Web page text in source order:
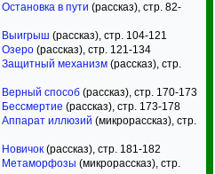
Остановка в пути (рассказ), стр. 82-
Выигрыш (рассказ), стр. 104-121
Озеро (рассказ), стр. 121-134
Защитный механизм (рассказ), стр.
Верный способ (рассказ), стр. 170-173
Бессмертие (рассказ), стр. 173-178
Аппарат иллюзий (микрорассказ), стр.
Новичок (рассказ), стр. 181-182
Метаморфозы (микрорассказ), стр.